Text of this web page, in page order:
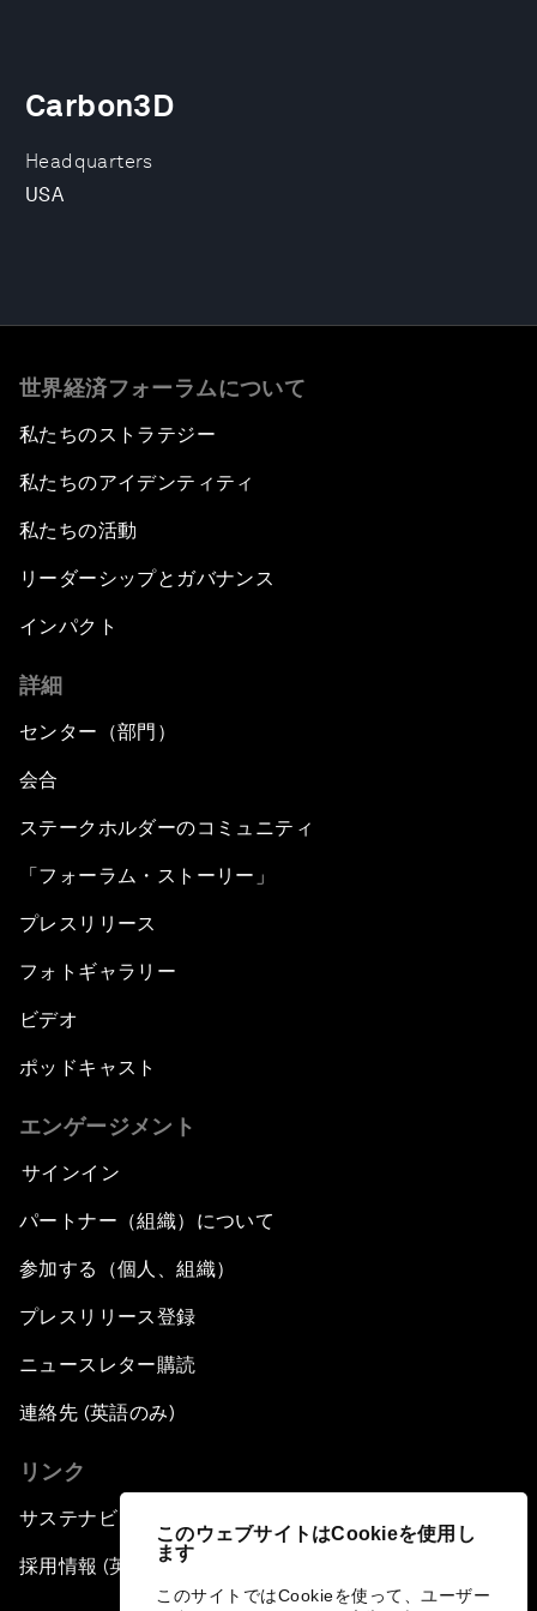
このウェブサイトはCookieを使用し
ます
このサイトではCookieを使って、ユーザー
Headquarters
USA
Carbon3D
世界経済フォーラムについて
私たちのストラテジー
私たちのアイデンティティ
私たちの活動
リーダーシップとガバナンス
インパクト
詳細
センター（部門）
会合
ステークホルダーのコミュニティ
「フォーラム・ストーリー」
プレスリリース
フォトギャラリー
ビデオ
ポッドキャスト
エンゲージメント
サインイン
パートナー（組織）について
参加する（個人、組織）
プレスリリース登録
ニュースレター購読
連絡先 (英語のみ)
リンク
サステナビリティへの取り組み
採用情報 (英語のみ)